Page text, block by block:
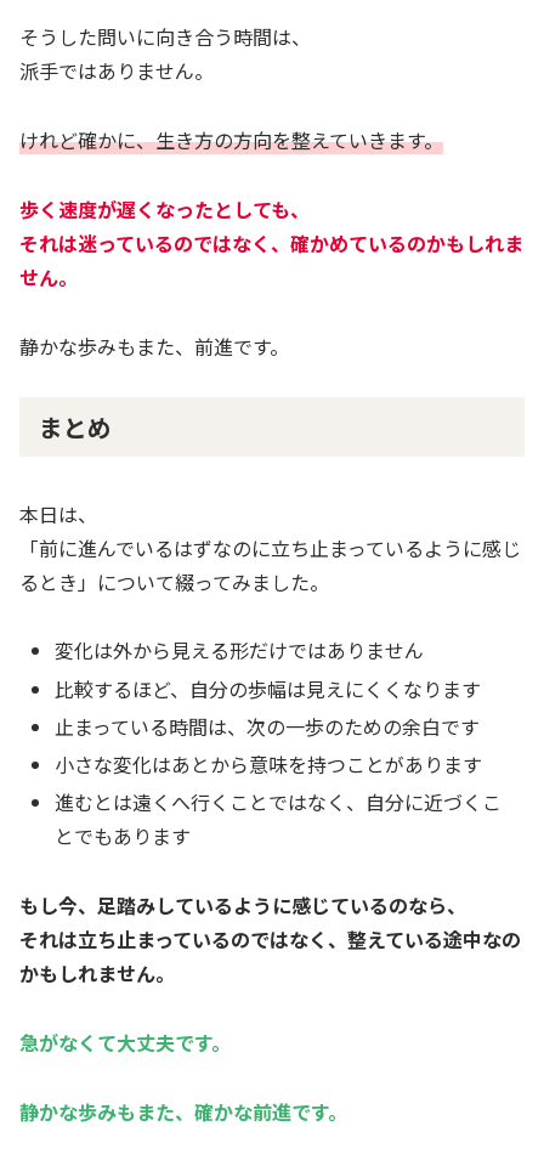
そうした問いに向き合う時間は、
派手ではありません。
けれど確かに、生き方の方向を整えていきます。
歩く速度が遅くなったとしても、
それは迷っているのではなく、確かめているのかもしれま
せん。
静かな歩みもまた、前進です。
まとめ
本日は、
「前に進んでいるはずなのに立ち止まっているように感じ
るとき」について綴ってみました。
変化は外から見える形だけではありません
比較するほど、自分の歩幅は見えにくくなります
止まっている時間は、次の一歩のための余白です
小さな変化はあとから意味を持つことがあります
進むとは遠くへ行くことではなく、自分に近づくこ
とでもあります
もし今、足踏みしているように感じているのなら、
それは立ち止まっているのではなく、整えている途中なの
かもしれません。
急がなくて大丈夫です。
静かな歩みもまた、確かな前進です。